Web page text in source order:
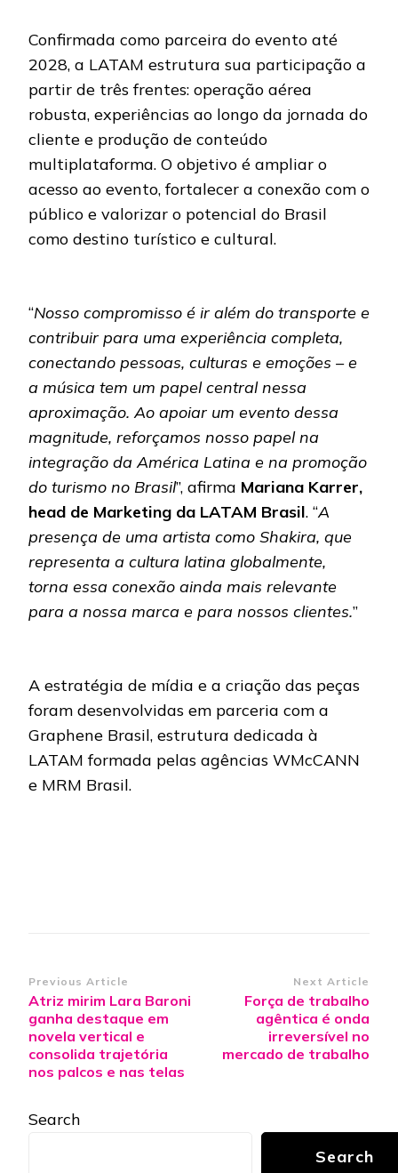
Confirmada como parceira do evento até
2028, a LATAM estrutura sua participação a
partir de três frentes: operação aérea
robusta, experiências ao longo da jornada do
cliente e produção de conteúdo
multiplataforma. O objetivo é ampliar o
acesso ao evento, fortalecer a conexão com o
público e valorizar o potencial do Brasil
como destino turístico e cultural.
“Nosso compromisso é ir além do transporte e
contribuir para uma experiência completa,
conectando pessoas, culturas e emoções – e
a música tem um papel central nessa
aproximação. Ao apoiar um evento dessa
magnitude, reforçamos nosso papel na
integração da América Latina e na promoção
do turismo no Brasil”, afirma Mariana Karrer,
head de Marketing da LATAM Brasil. “A
presença de uma artista como Shakira, que
representa a cultura latina globalmente,
torna essa conexão ainda mais relevante
para a nossa marca e para nossos clientes.”
A estratégia de mídia e a criação das peças
foram desenvolvidas em parceria com a
Graphene Brasil, estrutura dedicada à
LATAM formada pelas agências WMcCANN
e MRM Brasil.
Post
Navigation
Previous Article
Atriz mirim Lara Baroni
ganha destaque em
novela vertical e
consolida trajetória
nos palcos e nas telas
Next Article
Força de trabalho
agêntica é onda
irreversível no
mercado de trabalho
Search
Search